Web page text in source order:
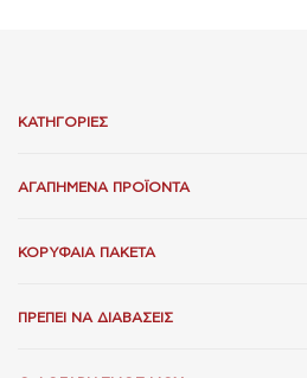
ΚΑΤΗΓΟΡΊΕΣ
ΑΓΑΠΗΜΈΝΑ ΠΡΟΪΌΝΤΑ
ΚΟΡΥΦΑΊΑ ΠΑΚΈΤΑ
ΠΡΈΠΕΙ ΝΑ ΔΙΑΒΆΣΕΙΣ